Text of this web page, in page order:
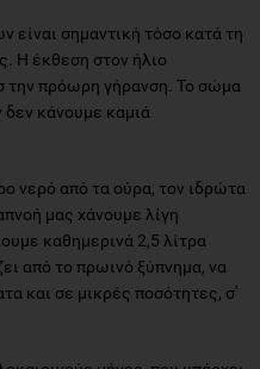
σημαντική τόσο κατά τη
Η έκθεση στον ήλιο
την πρόωρη γήρανση. Το σώμα
δεν κάνουμε καμιά
νερό από τα ούρα, τον ιδρώτα
μας χάνουμε λίγη
καθημερινά 2,5 λίτρα
από το πρωινό ξύπνημα, να
και σε μικρές ποσότητες, σ'